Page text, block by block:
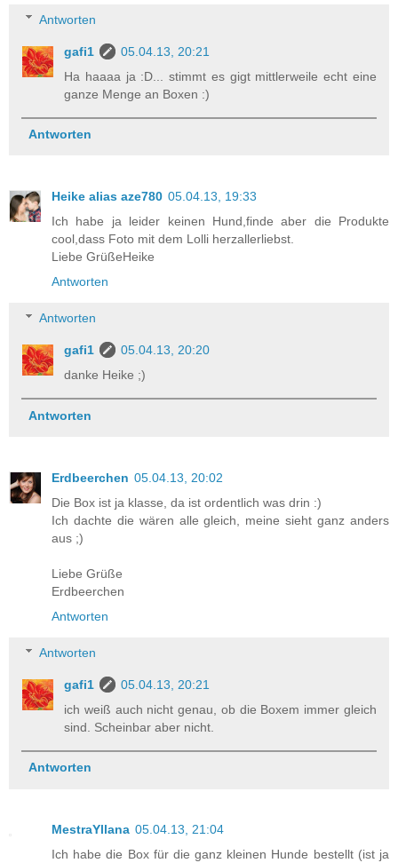
Antworten
gafi1
05.04.13, 20:21
Ha haaaa ja :D... stimmt es gigt mittlerweile echt eine
ganze Menge an Boxen :)
Antworten
Heike alias aze780 05.04.13, 19:33
Ich habe ja leider keinen Hund,finde aber die Produkte
cool,dass Foto mit dem Lolli herzallerliebst.
Liebe GrüßeHeike
Antworten
Antworten
gafi1
05.04.13, 20:20
danke Heike ;)
Antworten
Erdbeerchen 05.04.13, 20:02
Die Box ist ja klasse, da ist ordentlich was drin :)
Ich dachte die wären alle gleich, meine sieht ganz anders
aus ;)
Liebe Grüße
Erdbeerchen
Antworten
Antworten
gafi1
05.04.13, 20:21
ich weiß auch nicht genau, ob die Boxem immer gleich
sind. Scheinbar aber nicht.
Antworten
MestraYllana 05.04.13, 21:04
Ich habe die Box für die ganz kleinen Hunde bestellt (ist ja